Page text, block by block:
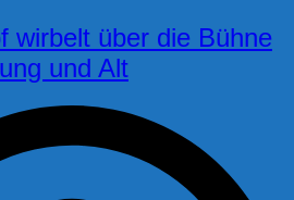
wirbelt über die Bühne
und Alt